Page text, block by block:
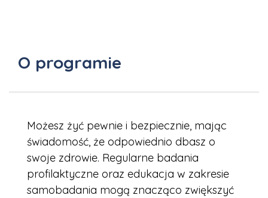
O programie
Możesz żyć pewnie i bezpiecznie, mając
świadomość, że odpowiednio dbasz o
swoje zdrowie. Regularne badania
profilaktyczne oraz edukacja w zakresie
samobadania mogą znacząco zwiększyć